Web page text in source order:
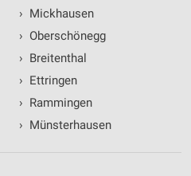
› Mickhausen
› Oberschönegg
› Breitenthal
› Ettringen
› Rammingen
› Münsterhausen